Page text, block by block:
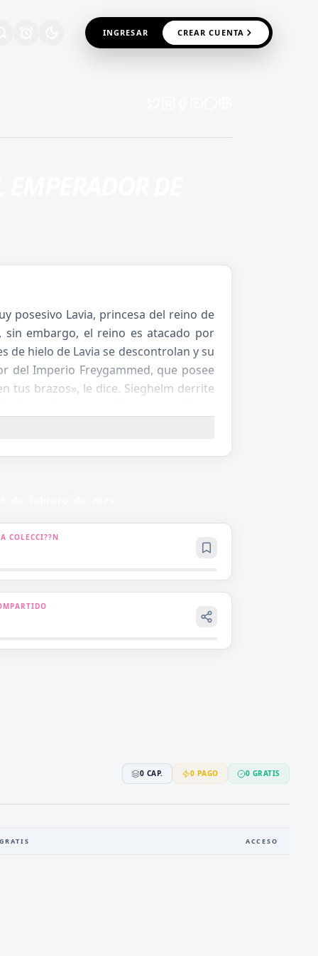
INGRESAR CREAR CUENTA
posesivo Lavia, princesa del reino de
sin embargo, el reino es atacado por
de hielo de Lavia se descontrolan y su
del Imperio Freygammed, que posee
tus brazos», le dice. Sieghelm derrite
Lavia? Una fantasía romántica entre
COLECCI??N
0 CAP. 0 PAGO 0 GRATIS
ACCESO